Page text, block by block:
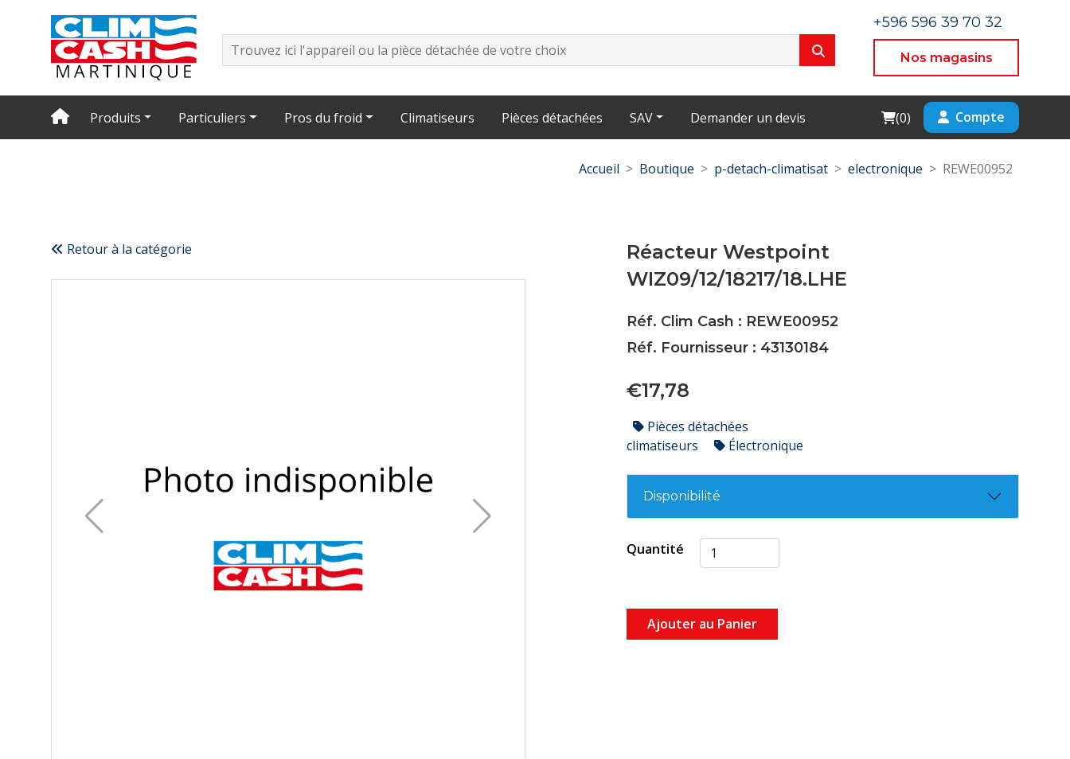
+596 596 39 70 32
Nos magasins
Produits Particuliers Pros du froid Climatiseurs Pièces détachées SAV Demander un devis Cart
(0) Compte
Accueil Boutique p-detach-climatisat electronique REWE00952
Retour à la catégorie
Réacteur Westpoint
WIZ09/12/18217/18.LHE
Réf. Clim Cash : REWE00952
Réf. Fournisseur : 43130184
€17,78
Pièces détachées
climatiseurs
Électronique
Disponibilité
Quantité
Ajouter au Panier